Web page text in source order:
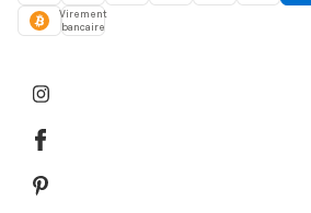
Virement
bancaire